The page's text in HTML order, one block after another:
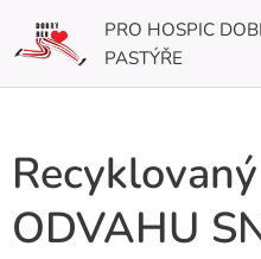
PRO HOSPIC
PASTÝŘE
ODVAHU